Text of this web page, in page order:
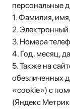
персональные
1. Фамилия,
2. Электронный
3. Номера
4. Год, месяц,
5. Также на
обезличенных
«cookie») с
(Яндекс